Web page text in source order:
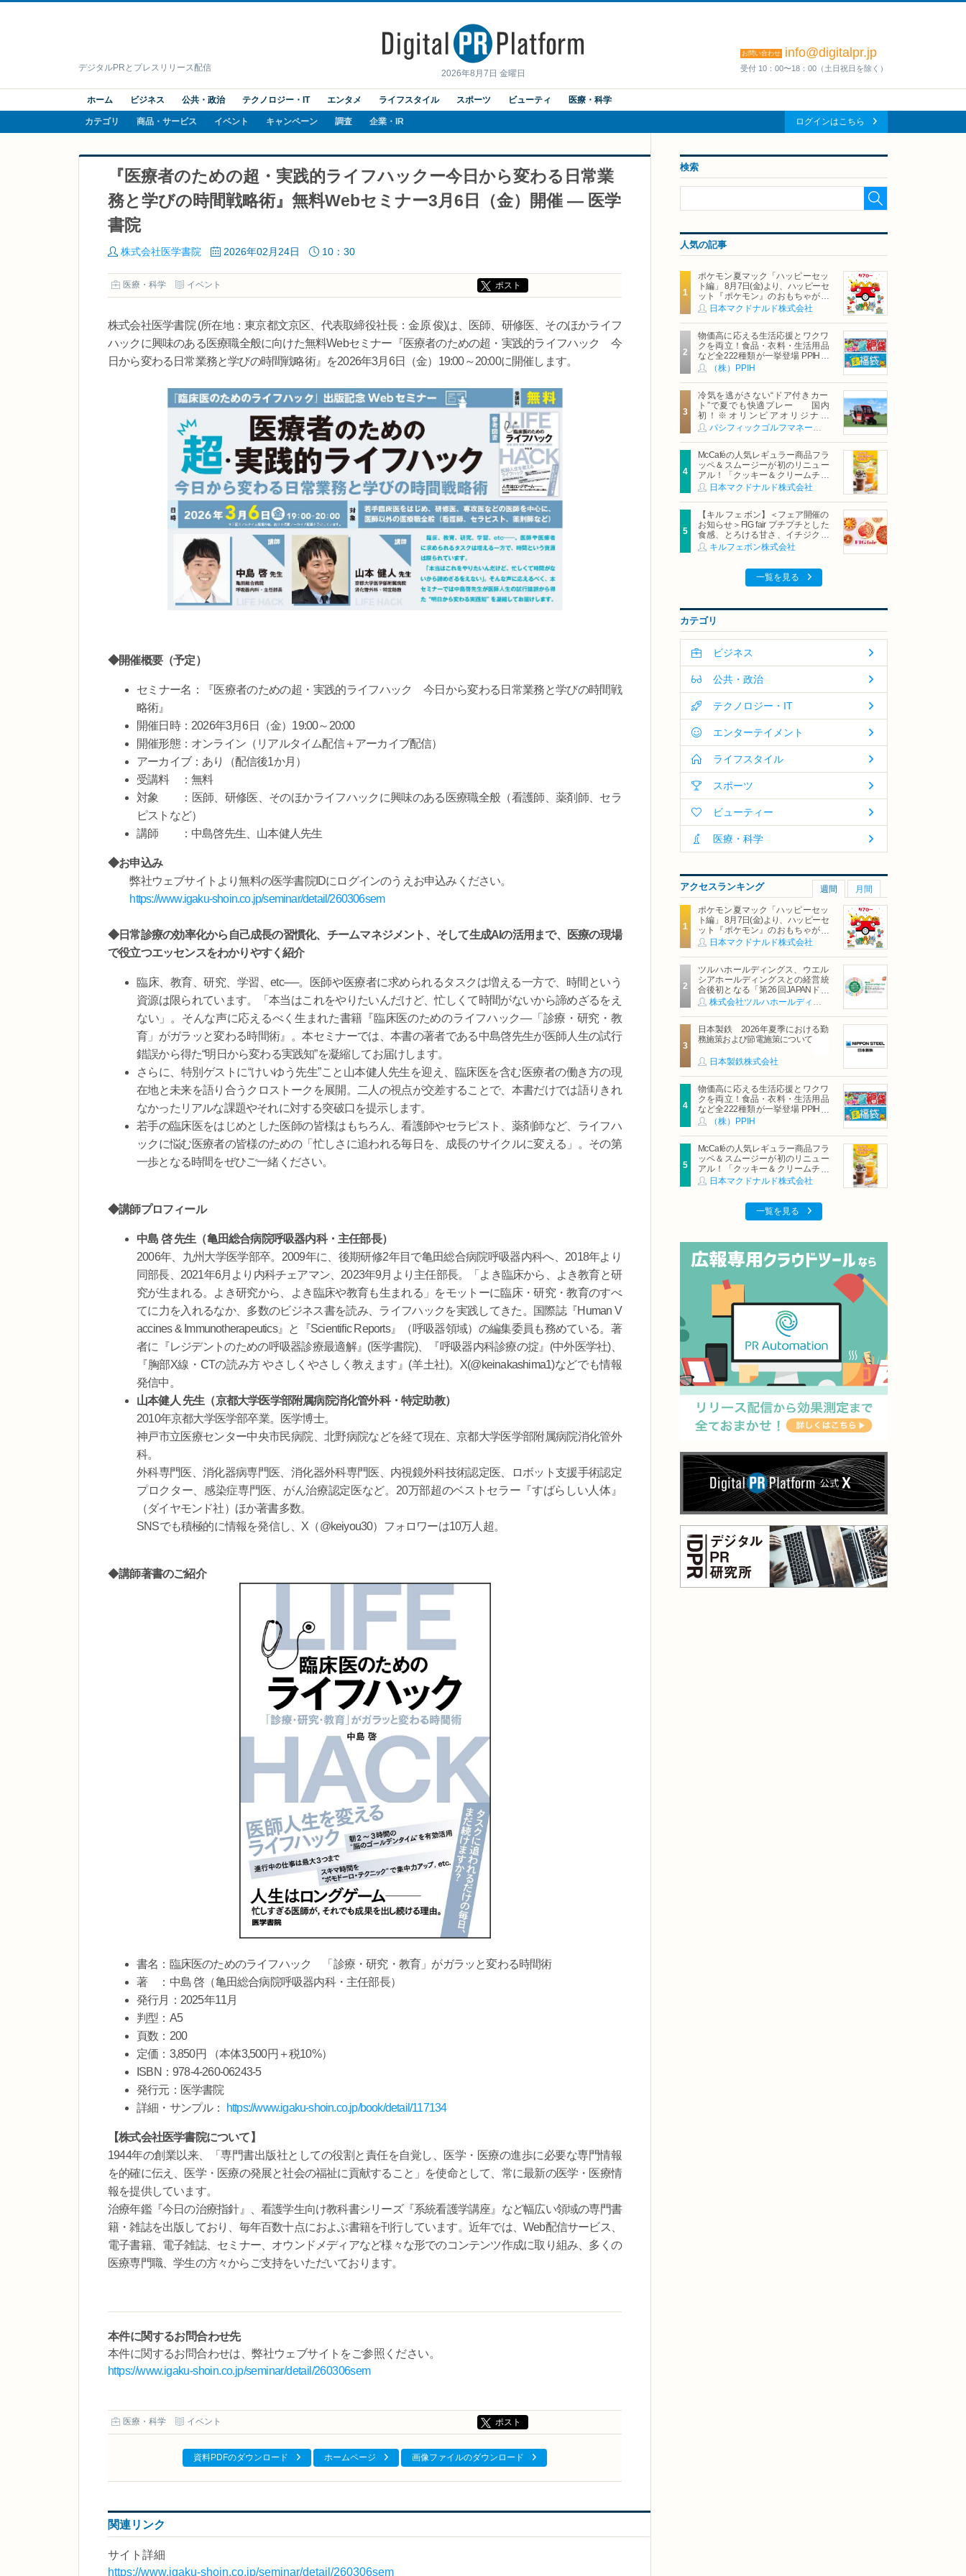
2026年8月7日 金曜日
デジタルPRとプレスリリース配信
お問い合わせ info@digitalpr.jp
受付 10：00〜18：00（土日祝日を除く）
ホーム ビジネス 公共・政治 テクノロジー・IT エンタメ ライフスタイル スポーツ ビューティ 医療・科学
カテゴリ 商品・サービス イベント キャンペーン 調査 企業・IR ログインはこちら
『医療者のための超・実践的ライフハックー今日から変わる日常業
務と学びの時間戦略術』無料Webセミナー3月6日（金）開催 — 医学
書院
株式会社医学書院 2026年02月24日 10：30
医療・科学 イベント ポスト
株式会社医学書院 (所在地：東京都文京区、代表取締役社長：金原 俊)は、医師、研修医、そのほかライフ
ハックに興味のある医療職全般に向けた無料Webセミナー『医療者のための超・実践的ライフハック 今
日から変わる日常業務と学びの時間戦略術』を2026年3月6日（金）19:00～20:00に開催します。
◆開催概要（予定）
セミナー名：『医療者のための超・実践的ライフハック 今日から変わる日常業務と学びの時間戦
略術』
開催日時：2026年3月6日（金）19:00～20:00
開催形態：オンライン（リアルタイム配信＋アーカイブ配信）
アーカイブ：あり（配信後1か月）
受講料 ：無料
対象 ：医師、研修医、そのほかライフハックに興味のある医療職全般（看護師、薬剤師、セラ
ピストなど）
講師 ：中島啓先生、山本健人先生
◆お申込み
弊社ウェブサイトより無料の医学書院IDにログインのうえお申込みください。
https://www.igaku-shoin.co.jp/seminar/detail/260306sem
◆日常診療の効率化から自己成長の習慣化、チームマネジメント、そして生成AIの活用まで、医療の現場
で役立つエッセンスをわかりやすく紹介
臨床、教育、研究、学習、etc──。医師や医療者に求められるタスクは増える一方で、時間という
資源は限られています。「本当はこれをやりたいんだけど、忙しくて時間がないから諦めざるをえ
ない」。そんな声に応えるべく生まれた書籍『臨床医のためのライフハック―「診療・研究・教
育」がガラッと変わる時間術』。本セミナーでは、本書の著者である中島啓先生が医師人生の試行
錯誤から得た“明日から変わる実践知”を凝縮してお届けします。
さらに、特別ゲストに“けいゆう先生”こと山本健人先生を迎え、臨床医を含む医療者の働き方の現
在地と未来を語り合うクロストークを展開。二人の視点が交差することで、本書だけでは語りきれ
なかったリアルな課題やそれに対する突破口を提示します。
若手の臨床医をはじめとした医師の皆様はもちろん、看護師やセラピスト、薬剤師など、ライフハ
ックに悩む医療者の皆様のための「忙しさに追われる毎日を、成長のサイクルに変える」。その第
一歩となる時間をぜひご一緒ください。
◆講師プロフィール
中島 啓 先生（亀田総合病院呼吸器内科・主任部長）
2006年、九州大学医学部卒。2009年に、後期研修2年目で亀田総合病院呼吸器内科へ、2018年より
同部長、2021年6月より内科チェアマン、2023年9月より主任部長。「よき臨床から、よき教育と研
究が生まれる。よき研究から、よき臨床や教育も生まれる」をモットーに臨床・研究・教育のすべ
てに力を入れるなか、多数のビジネス書を読み、ライフハックを実践してきた。国際誌『Human V
accines & Immunotherapeutics』と『Scientific Reports』（呼吸器領域）の編集委員も務めている。著
者に『レジデントのための呼吸器診療最適解』(医学書院)、『呼吸器内科診療の掟』(中外医学社)、
『胸部X線・CTの読み方 やさしくやさしく教えます』(羊土社)。X(@keinakashima1)などでも情報
発信中。
山本健人 先生（京都大学医学部附属病院消化管外科・特定助教）
2010年京都大学医学部卒業。医学博士。
神戸市立医療センター中央市民病院、北野病院などを経て現在、京都大学医学部附属病院消化管外
科。
外科専門医、消化器病専門医、消化器外科専門医、内視鏡外科技術認定医、ロボット支援手術認定
プロクター、感染症専門医、がん治療認定医など。20万部超のベストセラー『すばらしい人体』
（ダイヤモンド社）ほか著書多数。
SNSでも積極的に情報を発信し、X（@keiyou30）フォロワーは10万人超。
◆講師著書のご紹介
書名：臨床医のためのライフハック 「診療・研究・教育」がガラッと変わる時間術
著 ：中島 啓（亀田総合病院呼吸器内科・主任部長）
発行月：2025年11月
判型：A5
頁数：200
定価：3,850円 （本体3,500円＋税10%）
ISBN：978-4-260-06243-5
発行元：医学書院
詳細・サンプル：
https://www.igaku-shoin.co.jp/book/detail/117134
【株式会社医学書院について】
1944年の創業以来、「専門書出版社としての役割と責任を自覚し、医学・医療の進歩に必要な専門情報
を的確に伝え、医学・医療の発展と社会の福祉に貢献すること」を使命として、常に最新の医学・医療情
報を提供しています。
治療年鑑『今日の治療指針』、看護学生向け教科書シリーズ『系統看護学講座』など幅広い領域の専門書
籍・雑誌を出版しており、毎年百数十点におよぶ書籍を刊行しています。近年では、Web配信サービス、
電子書籍、電子雑誌、セミナー、オウンドメディアなど様々な形でのコンテンツ作成に取り組み、多くの
医療専門職、学生の方々からご支持をいただいております。
本件に関するお問合わせ先
本件に関するお問合わせは、弊社ウェブサイトをご参照ください。
https://www.igaku-shoin.co.jp/seminar/detail/260306sem
医療・科学 イベント ポスト
資料PDFのダウンロード ホームページ 画像ファイルのダウンロード
関連リンク
サイト詳細
https://www.igaku-shoin.co.jp/seminar/detail/260306sem
検索
人気の記事
ポケモン夏マック「ハッピーセッ
ト編」 8月7日(金)より、ハッピーセ
ット『ポケモン』のおもちゃが期
間限定登場
日本マクドナルド株式会社
物価高に応える生活応援とワクワ
クを両立！食品・衣料・生活用品
など全222種類が一挙登場 PPIHグ
ループ「夏福袋」＆セール 8月6日
(木)より順次スタート
（株）PPIH
冷気を逃がさない“ドア付きカー
ト”で夏でも快適プレー 国内
初！※オリンピアオリジナル
「AirCon Cart（エアコンカー
ト）」導入 | ＰＧＭ
McCaféの人気レギュラー商品フラ
ッペ＆スムージーが初のリニュー
アル！「クッキー＆クリームチョ
コフラッペ」「マンゴースムージ
ー」8月5日（水）から販売開始
日本マクドナルド株式会社
【キル フェ ボン】＜フェア開催の
お知らせ＞FIG fair プチプチとした
食感、とろける甘さ、イチジクの
魅力をたっぷりと。新作を含め、
イチジク尽くしの全4種が登場8月
キルフェボン株式会社
一覧を見る
カテゴリ
ビジネス
公共・政治
テクノロジー・IT
エンターテイメント
ライフスタイル
スポーツ
ビューティー
医療・科学
アクセスランキング 週間 月間
ポケモン夏マック「ハッピーセッ
ト編」 8月7日(金)より、ハッピーセ
ット『ポケモン』のおもちゃが期
間限定登場
日本マクドナルド株式会社
ツルハホールディングス、ウエル
シアホールディングスとの経営統
合後初となる「第26回JAPANドラ
ッグストアショー」に出展
株式会社ツルハホールディングス
日本製鉄 2026年夏季における勤
務施策および節電施策について
日本製鉄株式会社
物価高に応える生活応援とワクワ
クを両立！食品・衣料・生活用品
など全222種類が一挙登場 PPIHグ
ループ「夏福袋」＆セール 8月6日
（株）PPIH
McCaféの人気レギュラー商品フラ
ッペ＆スムージーが初のリニュー
アル！「クッキー＆クリームチョ
コフラッペ」「マンゴースムージ
日本マクドナルド株式会社
一覧を見る